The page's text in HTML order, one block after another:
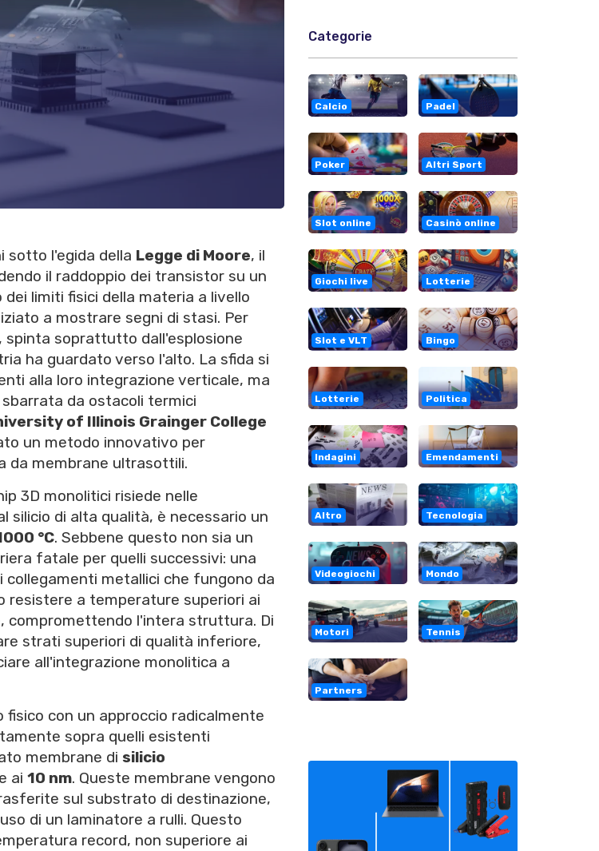
sotto l'egida della Legge di Moore, il
il raddoppio dei transistor su un
limiti fisici della materia a livello
a mostrare segni di stasi. Per
spinta soprattutto dall'esplosione
ha guardato verso l'alto. La sfida si
alla loro integrazione verticale, ma
da ostacoli termici
of Illinois Grainger College
un metodo innovativo per
da membrane ultrasottili.
3D monolitici risiede nelle
di alta qualità, è necessario un
°C. Sebbene questo non sia un
fatale per quelli successivi: una
metallici che fungono da
resistere a temperature superiori ai
compromettendo l'intera struttura. Di
strati superiori di qualità inferiore,
all'integrazione monolitica a
con un approccio radicalmente
sopra quelli esistenti
membrane di silicio
ai 10 nm. Queste membrane vengono
sul substrato di destinazione,
di un laminatore a rulli. Questo
record, non superiore ai
Categorie
Calcio Padel
Poker Altri Sport
Slot online Casinò online
Giochi live Lotterie
Slot e VLT Bingo
Lotterie Politica
Indagini Emendamenti
Altro Tecnologia
Videogiochi Mondo
Motori Tennis
Partners